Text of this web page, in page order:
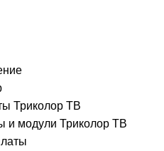
Триколор ТВ
и модули Триколор ТВ